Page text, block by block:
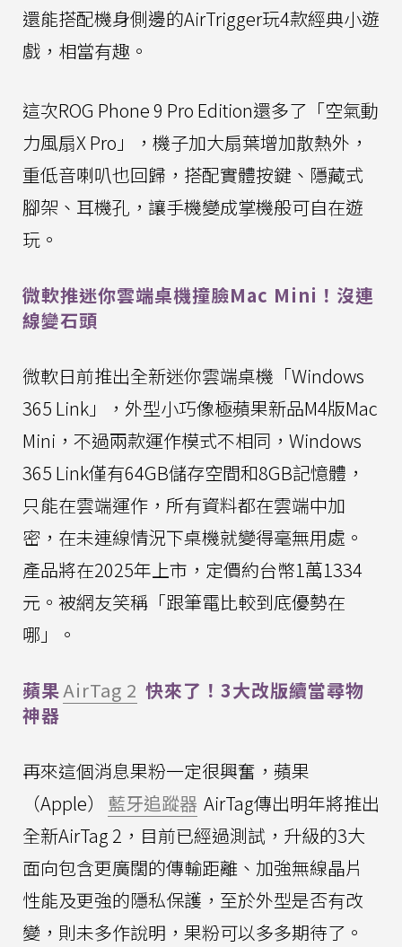
還能搭配機身側邊的AirTrigger玩4款經典小遊
戲，相當有趣。
這次ROG Phone 9 Pro Edition還多了「空氣動
力風扇X Pro」，機子加大扇葉增加散熱外，
重低音喇叭也回歸，搭配實體按鍵、隱藏式
腳架、耳機孔，讓手機變成掌機般可自在遊
玩。
微軟推迷你雲端桌機撞臉Mac Mini！沒連
線變石頭
微軟日前推出全新迷你雲端桌機「Windows
365 Link」，外型小巧像極蘋果新品M4版Mac
Mini，不過兩款運作模式不相同，Windows
365 Link僅有64GB儲存空間和8GB記憶體，
只能在雲端運作，所有資料都在雲端中加
密，在未連線情況下桌機就變得毫無用處。
產品將在2025年上市，定價約台幣1萬1334
元。被網友笑稱「跟筆電比較到底優勢在
哪」。
蘋果AirTag 2 快來了！3大改版續當尋物
神器
再來這個消息果粉一定很興奮，蘋果
（Apple）
藍牙追蹤器 AirTag傳出明年將推出
全新AirTag 2，目前已經過測試，升級的3大
面向包含更廣闊的傳輸距離、加強無線晶片
性能及更強的隱私保護，至於外型是否有改
變，則未多作說明，果粉可以多多期待了。